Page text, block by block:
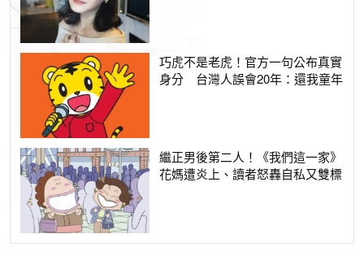
巧虎不是老虎！官方一句公布真實
身分 台灣人誤會20年：還我童年
繼正男後第二人！《我們這一家》
花媽遭炎上、讀者怒轟自私又雙標